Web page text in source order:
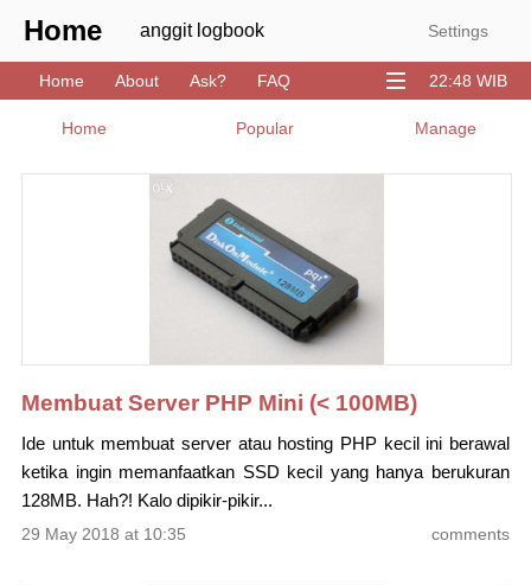
Settings
Home anggit logbook
22:48 WIB
Home About Ask?
FAQ
Download
Stack
Home Popular Manage
Membuat Server PHP Mini (< 100MB)
Ide untuk membuat server atau hosting PHP kecil ini berawal
ketika ingin memanfaatkan SSD kecil yang hanya berukuran
128MB. Hah?! Kalo dipikir-pikir...
comments
29 May 2018 at 10:35